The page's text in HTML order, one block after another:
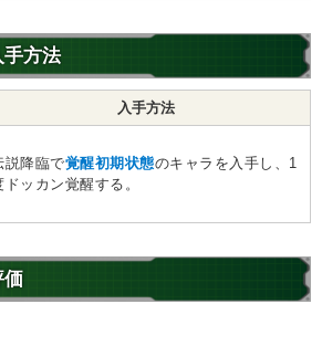
手方法
入手方法
説降臨で覚醒初期状態のキャラを入手し、1
ドッカン覚醒する。
価